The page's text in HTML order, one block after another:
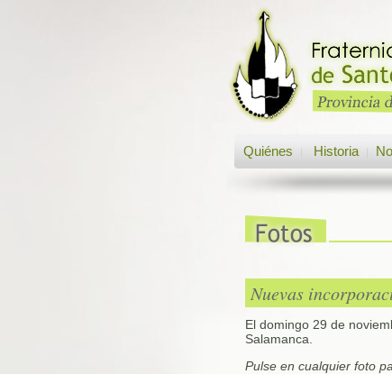
Quiénes Historia
Nuevas
El domingo 29 de
Salamanca.
Pulse en cualquier foto